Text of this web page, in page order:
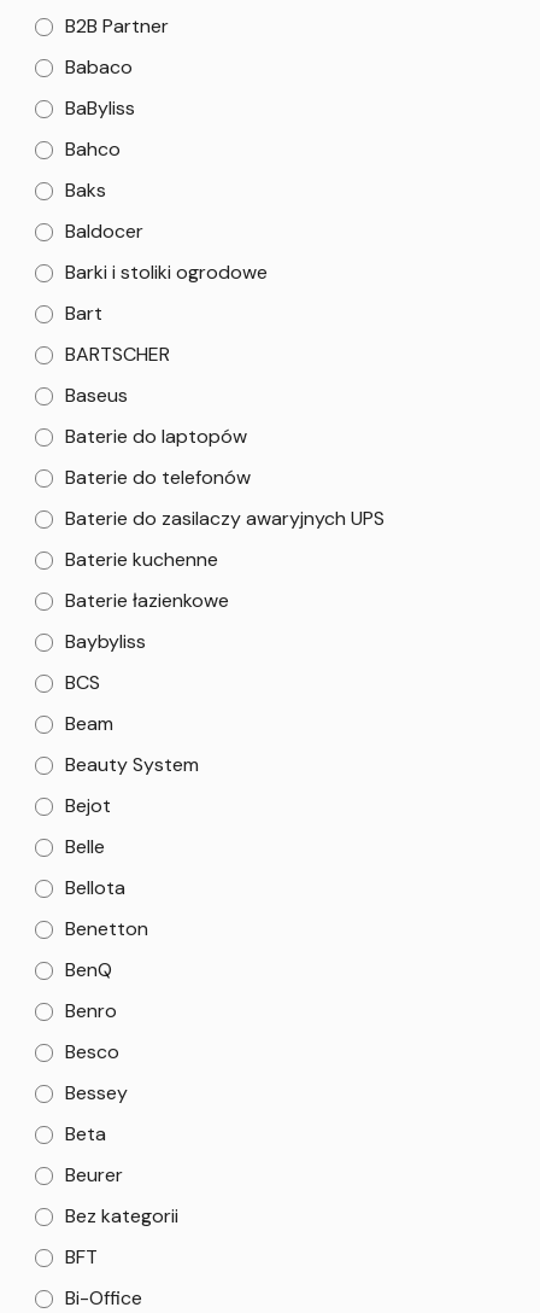
B2B Partner
Babaco
BaByliss
Bahco
Baks
Baldocer
Barki i stoliki ogrodowe
Bart
BARTSCHER
Baseus
Baterie do laptopów
Baterie do telefonów
Baterie do zasilaczy awaryjnych UPS
Baterie kuchenne
Baterie łazienkowe
Baybyliss
BCS
Beam
Beauty System
Bejot
Belle
Bellota
Benetton
BenQ
Benro
Besco
Bessey
Beta
Beurer
Bez kategorii
BFT
Bi-Office